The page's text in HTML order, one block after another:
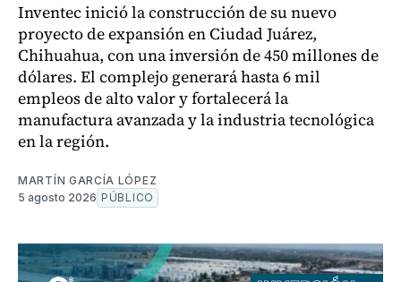
Inventec inició la construcción de su nuevo
proyecto de expansión en Ciudad Juárez,
Chihuahua, con una inversión de 450 millones de
dólares. El complejo generará hasta 6 mil
empleos de alto valor y fortalecerá la
manufactura avanzada y la industria tecnológica
en la región.
MARTÍN GARCÍA LÓPEZ
5 agosto 2026 PÚBLICO